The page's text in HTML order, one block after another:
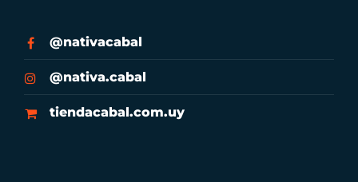
@nativacabal
@nativa.cabal
tiendacabal.com.uy